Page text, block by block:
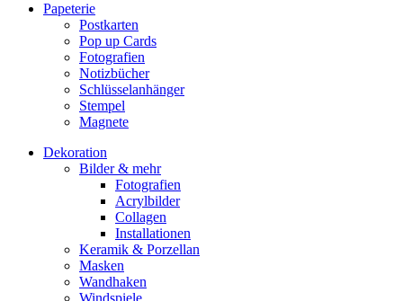
Papeterie
Postkarten
Pop up Cards
Fotografien
Notizbücher
Schlüsselanhänger
Stempel
Magnete
Dekoration
Bilder & mehr
Fotografien
Acrylbilder
Collagen
Installationen
Keramik & Porzellan
Masken
Wandhaken
Windspiele